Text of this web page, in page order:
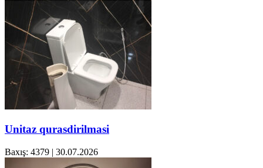
Unitaz qurasdirilmasi
Baxış: 4379 | 30.07.2026